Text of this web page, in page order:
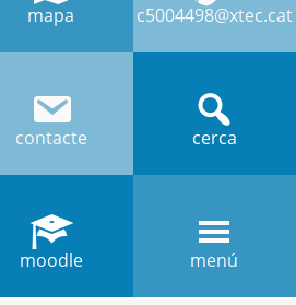
mapa c5004498@xtec.cat
contacte cerca
moodle menú